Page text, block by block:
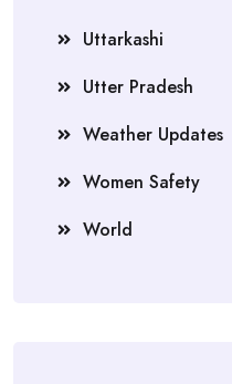
Uttarkashi
Utter Pradesh
Weather Updates
Women Safety
World